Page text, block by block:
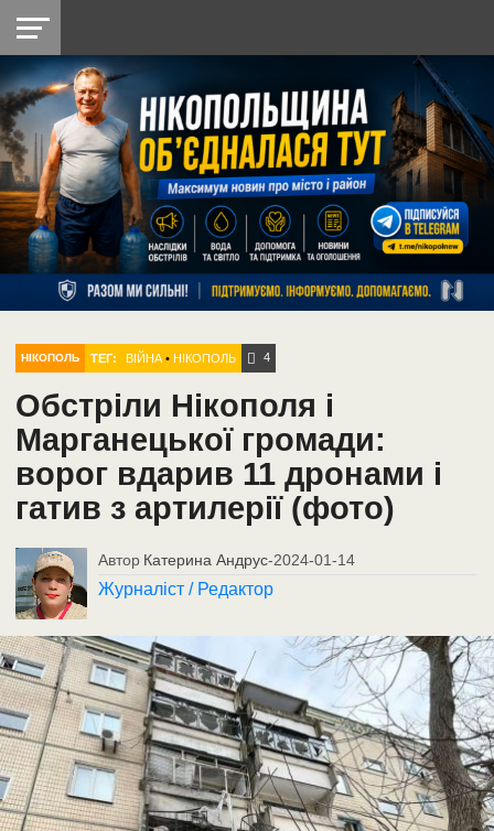
НІКОПОЛЬ
РАЙОН
СІЧЕСЛАВСЬКА
УКРАЇНА
РЕТРО
НІКОПОЛЬ
ЛАЙТ
УКРАЇНА
ДОПОМОГА
РАДІО
НІКОПОЛЬ ТЕГ: ВІЙНА •НІКОПОЛЬ 4
Обстріли Нікополя і
Марганецької громади:
ворог вдарив 11 дронами і
гатив з артилерії (фото)
Автор Катерина Андрус-2024-01-14
Журналіст / Редактор